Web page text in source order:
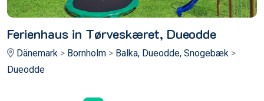
Ferienhaus in Tørveskæret, Dueodde
Dänemark > Bornholm > Balka, Dueodde, Snogebæk >
Dueodde